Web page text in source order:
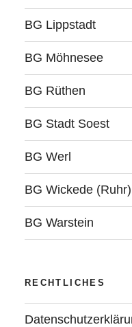
BG Lippstadt
BG Möhnesee
BG Rüthen
BG Stadt Soest
BG Werl
BG Wickede (Ruhr)
BG Warstein
RECHTLICHES